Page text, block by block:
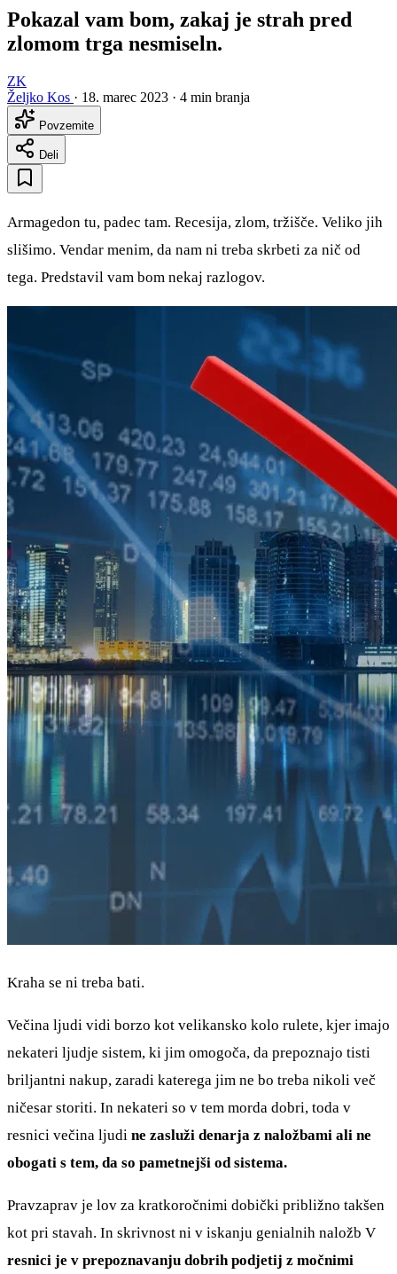
Pokazal vam bom, zakaj je strah pred
zlomom trga nesmiseln.
ZK
Željko Kos · 18. marec 2023 · 4 min branja
Povzemite
Deli
Armagedon tu, padec tam. Recesija, zlom, tržišče. Veliko jih
slišimo. Vendar menim, da nam ni treba skrbeti za nič od
tega. Predstavil vam bom nekaj razlogov.
Kraha se ni treba bati.
Večina ljudi vidi borzo kot velikansko kolo rulete, kjer imajo
nekateri ljudje sistem, ki jim omogoča, da prepoznajo tisti
briljantni nakup, zaradi katerega jim ne bo treba nikoli več
ničesar storiti. In nekateri so v tem morda dobri, toda v
resnici večina ljudi ne zasluži denarja z naložbami ali ne
obogati s tem, da so pametnejši od sistema.
Pravzaprav je lov za kratkoročnimi dobički približno takšen
kot pri stavah. In skrivnost ni v iskanju genialnih naložb V
resnici je v prepoznavanju dobrih podjetij z močnimi